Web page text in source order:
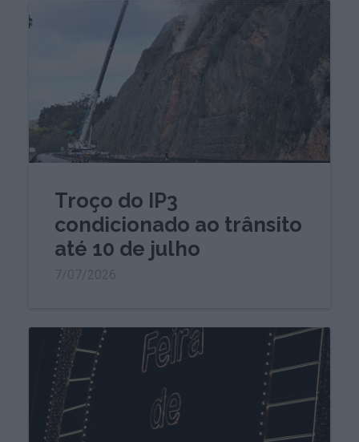
Troço do IP3
condicionado ao trânsito
até 10 de julho